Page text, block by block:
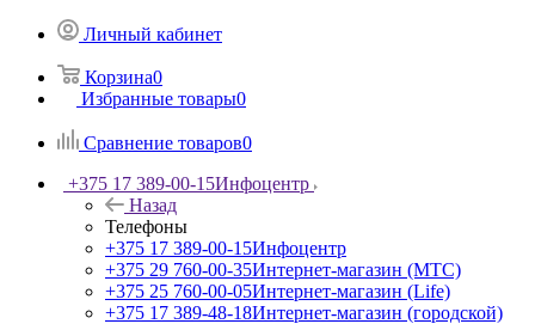
Личный кабинет
Корзина0
Избранные товары0
Сравнение товаров0
+375 17 389-00-15Инфоцентр
Назад
Телефоны
+375 17 389-00-15Инфоцентр
+375 29 760-00-35Интернет-магазин (МТС)
+375 25 760-00-05Интернет-магазин (Life)
+375 17 389-48-18Интернет-магазин (городской)